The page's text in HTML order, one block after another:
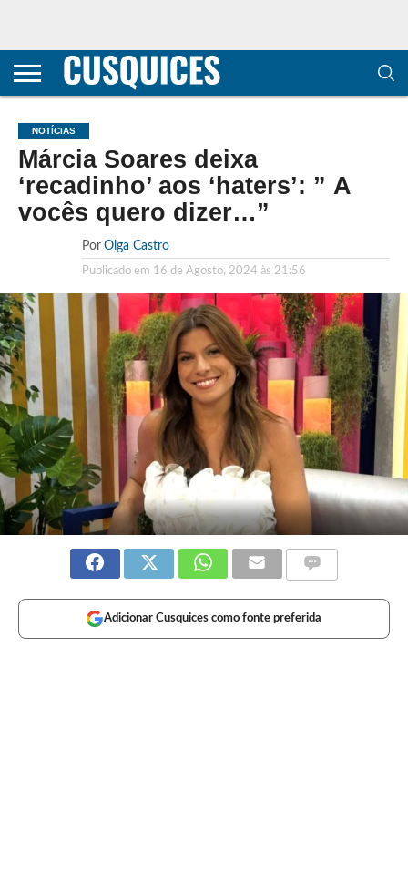
CONTACTOS
HOME
POLÍTICA DE
E COOKIES
SOBRE
TERMOS E
TRANSPARÊNCIA
METODOLOGIA
NOTÍCIAS
Márcia Soares deixa
‘recadinho’ aos ‘haters’: ” A
vocês quero dizer…”
Por Olga Castro
Publicado em 16 de Agosto, 2024 às 21:56
Adicionar Cusquices como fonte preferida